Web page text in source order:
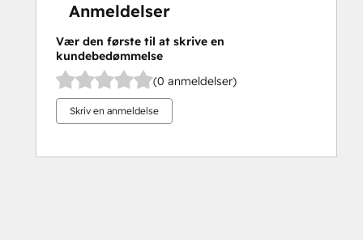
Anmeldelser
Vær den første til at skrive en
kundebedømmelse
(0 anmeldelser)
Skriv en anmeldelse